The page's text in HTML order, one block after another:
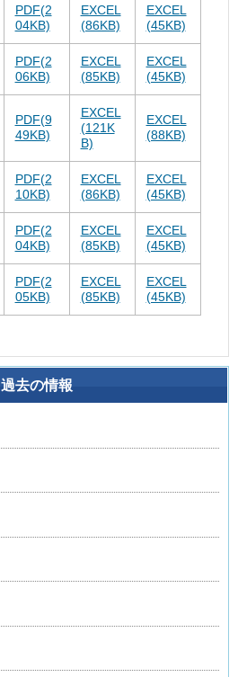
PDF(2
04KB)
EXCEL
(86KB)
EXCEL
(45KB)
PDF(2
06KB)
EXCEL
(85KB)
EXCEL
(45KB)
PDF(9
49KB)
EXCEL
(121K
B)
EXCEL
(88KB)
PDF(2
10KB)
EXCEL
(86KB)
EXCEL
(45KB)
PDF(2
04KB)
EXCEL
(85KB)
EXCEL
(45KB)
PDF(2
05KB)
EXCEL
(85KB)
EXCEL
(45KB)
過去の情報